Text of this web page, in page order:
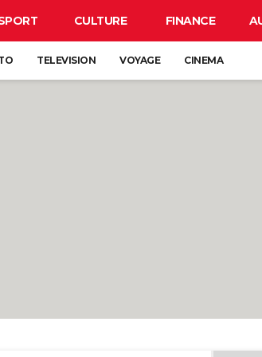
CULTURE FINANCE
TELEVISION VOYAGE CINEMA